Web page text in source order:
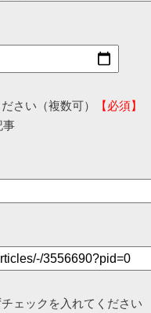
さい（複数可）
【必須】
事
ェックを入れてください